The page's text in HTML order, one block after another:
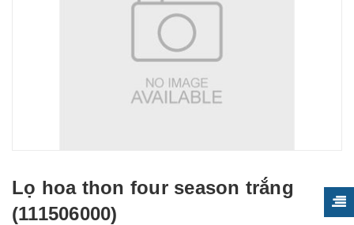
Lọ hoa thon four season trắng
(111506000)